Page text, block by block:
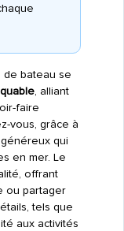
de bateau se
, alliant
faire
vous, grâce à
qui
en mer. Le
offrant
ou partager
tels que
aux activités